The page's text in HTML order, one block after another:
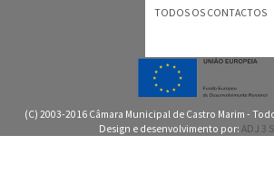
TODOS OS CONTACTOS
(C) 2003-2016 Câmara Municipal de Castro Marim -
Design e desenvolvimento por: ADJ 3